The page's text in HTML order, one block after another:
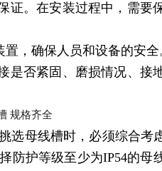
。在安装过程中，需要
，确保人员和设备的安全
是否紧固、磨损情况、接
选母线槽时，必须综合考
防护等级至少为IP54的母